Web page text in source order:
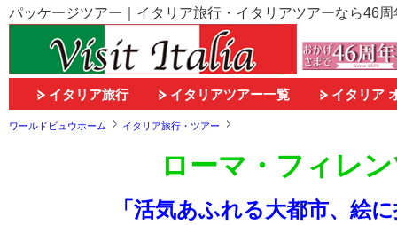
パッケージツアー｜イタリア旅行・イタリアツアーなら46
イタリア旅行 イタリアツアー一覧 イタリア
ワールドビュウホーム イタリア旅行・ツアー
ローマ・フィレ
「活気あふれる大都市、絵